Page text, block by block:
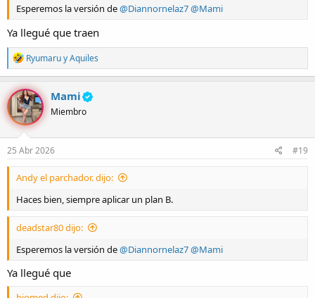
Esperemos la versión de@Diannornelaz7@Mami
Ya llegué que traen
R
e
a
c
c
i
o
n
e
RyumaruyAquiles
Mami
Miembro
25 Abr 2026 #19
Andy el parchador. dijo:
Haces bien, siempre aplicar un plan B.
deadstar80 dijo:
Esperemos la versión de@Diannornelaz7@Mami
Ya llegué que